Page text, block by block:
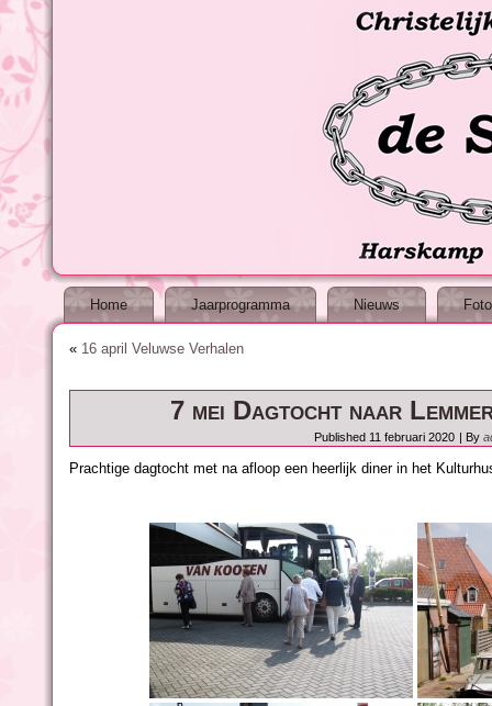
Home Jaarprogramma Nieuws
« 16 april Veluwse Verhalen
7 mei Dagtocht naar
Published 11 februari 2020 | By
Prachtige dagtocht met na afloop een heerlijk diner in het